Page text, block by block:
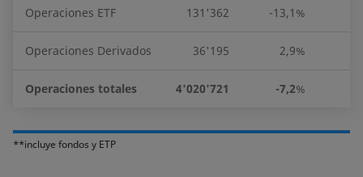
Operaciones ETF 131'362 -13,1%
Operaciones Derivados 36'195 2,9%
Operaciones totales 4'020'721 -7,2%
**incluye fondos y ETP